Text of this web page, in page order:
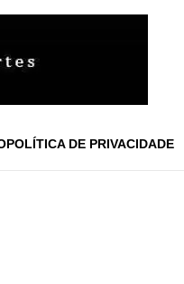
POLÍTICA DE PRIVACIDADE